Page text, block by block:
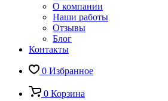
О компании
Наши работы
Отзывы
Блог
Контакты
0 Избранное
0 Корзина